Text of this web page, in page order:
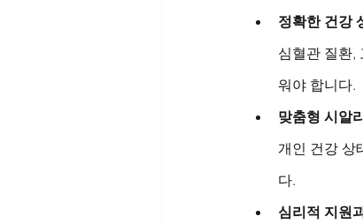
정확한 건강
심혈관 질환,
워야 합니다.
맞춤형 시알
개인 건강 상
다.
심리적 지원